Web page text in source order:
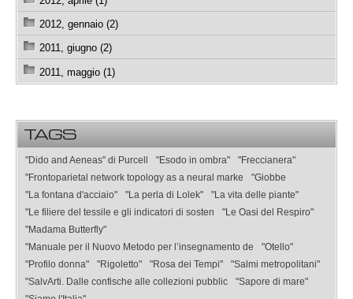
2012, gennaio (2)
2011, giugno (2)
2011, maggio (1)
TAGS
"Dido and Aeneas" di Purcell "Esodo in ombra"
"Freccianera"
"Frontoparietal network topology as a neural marke
"Giobbe
"La fontana d'acciaio"
"La perla di Lolek"
"La vita delle piante"
"Le filiere del tessile e gli indicatori di sosten
"Le Oasi del Respiro"
"Madama Butterfly"
"Manuale per il Nuovo Metodo per l’insegnamento de
"Otello"
"Profilo donna"
"Rigoletto" "Rosa dei Tempi"
"Salmi metropolitani"
"SalvArti. Dalle confische alle collezioni pubblic
"Sapore di mare"